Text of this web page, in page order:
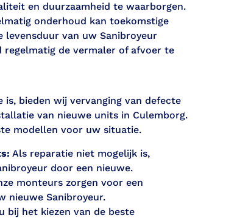
en duurzaamheid te waarborgen.
onderhoud kan toekomstige
levensduur van uw Sanibroyeur
regelmatig de vermaler of afvoer te
bieden wij vervanging van defecte
van nieuwe units in Culemborg.
modellen voor uw situatie.
Als reparatie niet mogelijk is,
door een nieuwe.
monteurs zorgen voor een
nieuwe Sanibroyeur.
bij het kiezen van de beste